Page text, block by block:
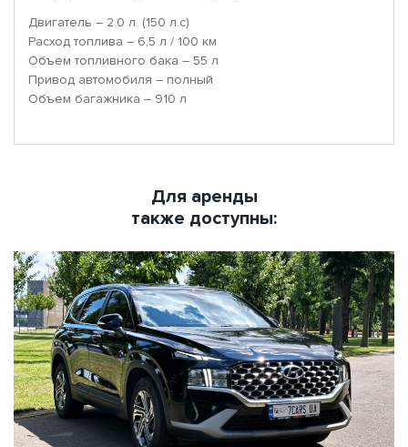
Двигатель – 2.0 л. (150 л.с)
Расход топлива – 6,5 л / 100 км
Объем топливного бака – 55 л
Привод автомобиля – полный
Объем багажника – 910 л
Для аренды
также доступны: